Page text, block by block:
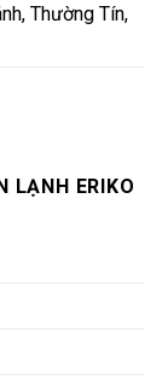
Thường Tín,
LẠNH ERIKO